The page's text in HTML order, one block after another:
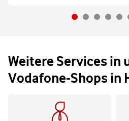
Weitere Services in
Vodafone-Shops in